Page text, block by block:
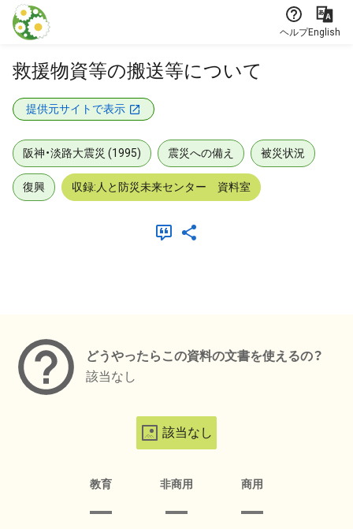
本文に飛ぶ
ヘルプEnglish
救援物資等の搬送等について
提供元サイトで表示
阪神・淡路大震災 (1995) 震災への備え 被災状況
復興 収録:人と防災未来センター 資料室
どうやったらこの資料の文書を使えるの？
該当なし
該当なし
教育 非商用 商用